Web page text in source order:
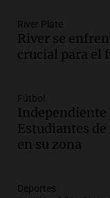
Episodios
Audio.
Panorama
Episodios
Audio.
anciano de
Episodios
River Plate
River se
crucial para el
Fútbol
Independiente
Estudiantes
en su zona
Deportes